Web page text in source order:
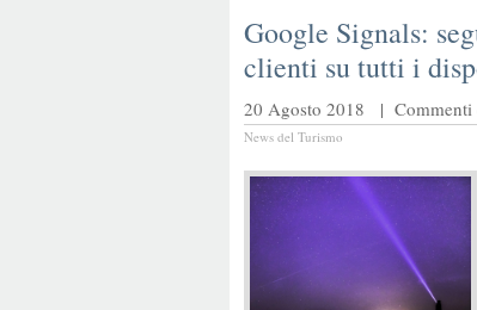
Google Signals:
clienti su tutti i
20 Agosto 2018 |
News del Turismo